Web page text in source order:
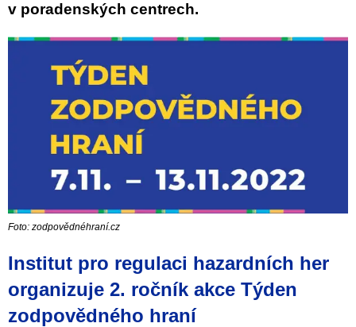
v poradenských centrech.
Foto: zodpovědnéhraní.cz
Institut pro regulaci hazardních her
organizuje 2. ročník akce Týden
zodpovědného hraní